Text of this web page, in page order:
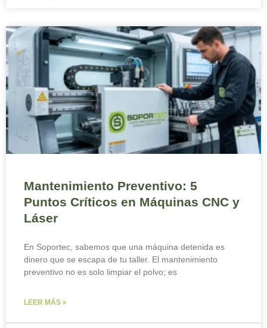
Mantenimiento Preventivo: 5
Puntos Críticos en Máquinas CNC y
Láser
En Soportec, sabemos que una máquina detenida es
dinero que se escapa de tu taller. El mantenimiento
preventivo no es solo limpiar el polvo; es
LEER MÁS »